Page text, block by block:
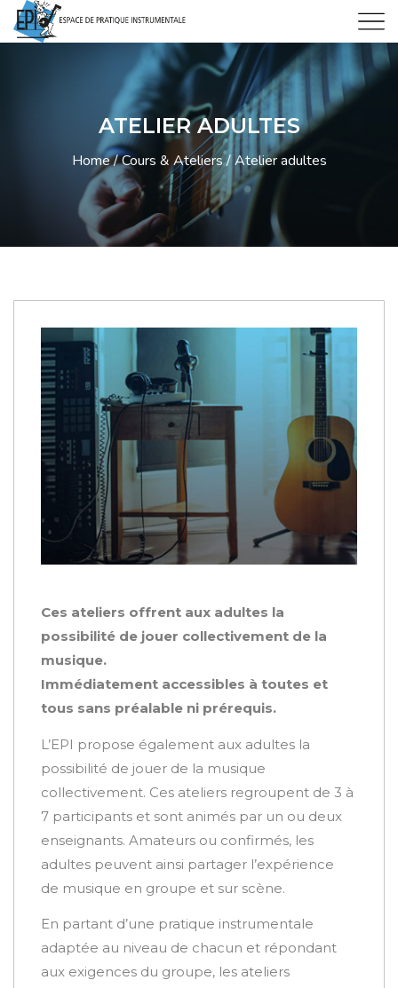
ATELIER ADULTES
Home Cours & Ateliers Atelier adultes
Ces ateliers offrent aux adultes la
possibilité de jouer collectivement de la
musique.
Immédiatement accessibles à toutes et
tous sans préalable ni prérequis.
L’EPI propose également aux adultes la
possibilité de jouer de la musique
collectivement. Ces ateliers regroupent de 3 à
7 participants et sont animés par un ou deux
enseignants. Amateurs ou confirmés, les
adultes peuvent ainsi partager l’expérience
de musique en groupe et sur scène.
En partant d’une pratique instrumentale
adaptée au niveau de chacun et répondant
aux exigences du groupe, les ateliers